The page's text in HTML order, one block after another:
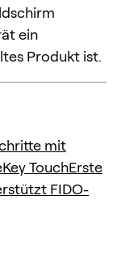
ein
Produkt ist.
mit
TouchErste
FIDO-